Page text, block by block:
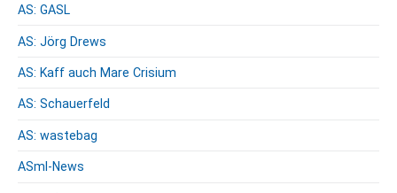
AS: GASL
AS: Jörg Drews
AS: Kaff auch Mare Crisium
AS: Schauerfeld
AS: wastebag
ASml-News